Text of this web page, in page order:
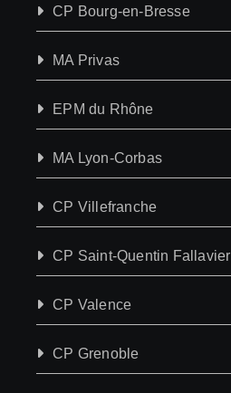
CP Bourg-en-Bresse
MA Privas
EPM du Rhône
MA Lyon-Corbas
CP Villefranche
CP Saint-Quentin Fallavier
CP Valence
CP Grenoble